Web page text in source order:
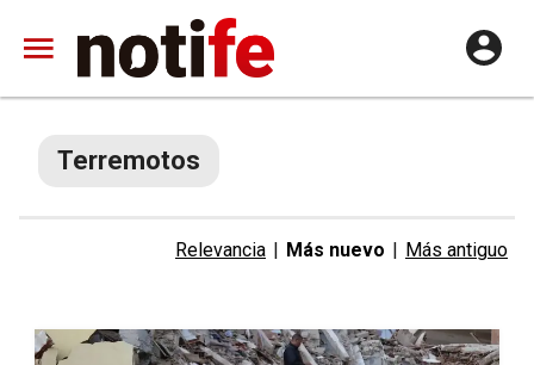
Terremotos
Relevancia | Más nuevo | Más antiguo